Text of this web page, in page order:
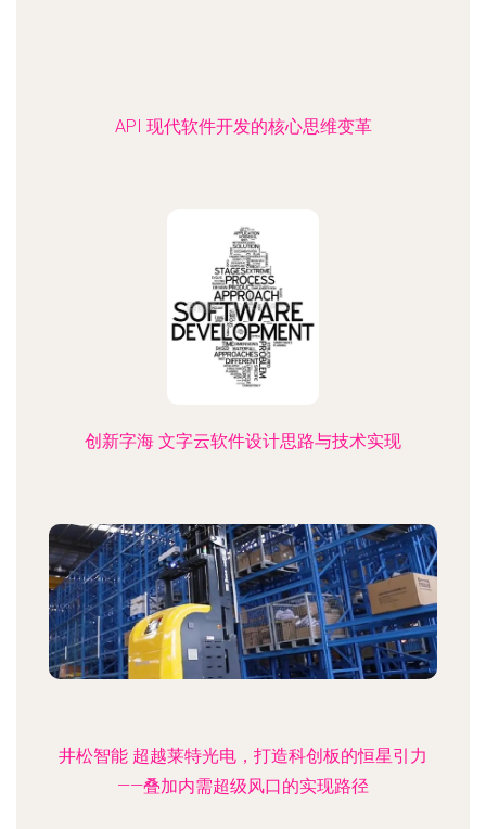
API 现代软件开发的核心思维变革
创新字海 文字云软件设计思路与技术实现
井松智能 超越莱特光电，打造科创板的恒星引力
——叠加内需超级风口的实现路径